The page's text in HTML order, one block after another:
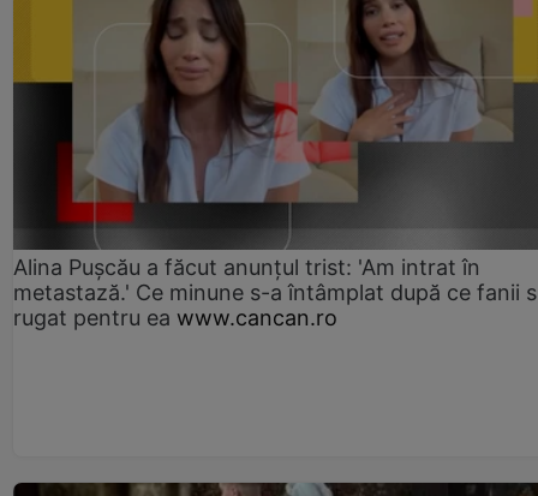
Alina Pușcău a făcut anunțul trist: 'Am intrat în
metastază.' Ce minune s-a întâmplat după ce fanii
rugat pentru ea www.cancan.ro